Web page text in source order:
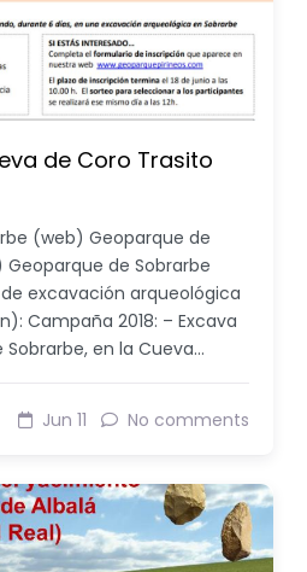
de Coro Trasito
(web) Geoparque de
de Sobrarbe
excavación arqueológica
Campaña 2018: – Excava
en la Cueva…
Jun 11 No comments